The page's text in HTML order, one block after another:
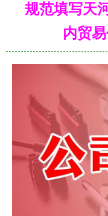
规范填写天
内贸